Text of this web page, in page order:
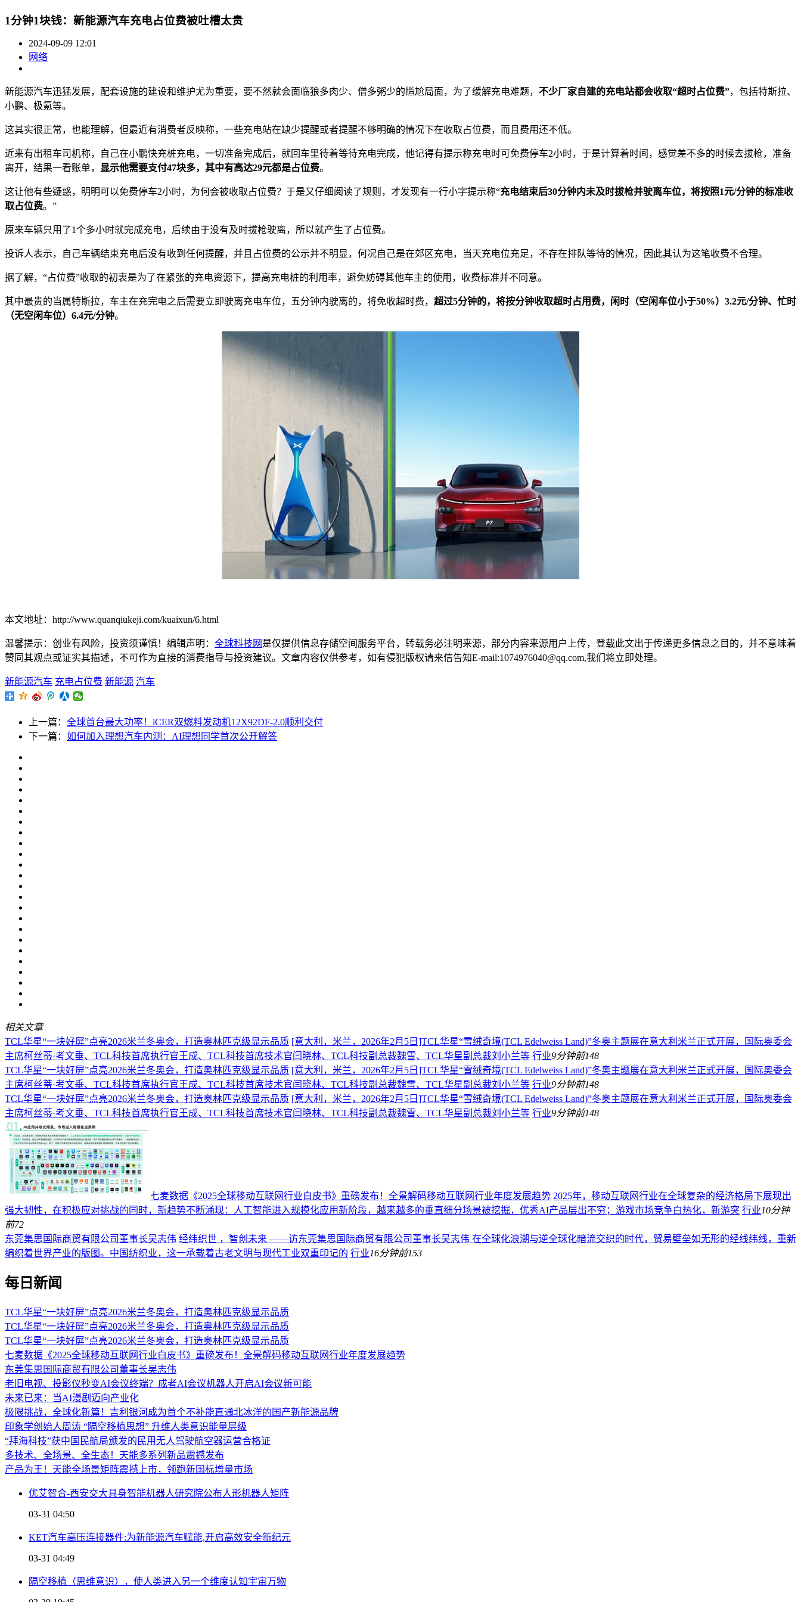
1分钟1块钱：新能源汽车充电占位费被吐槽太贵
2024-09-09 12:01
网络
新能源汽车迅猛发展，配套设施的建设和维护尤为重要，要不然就会面临狼多肉少、僧多粥少的尴尬局面，为了缓解充电难题， 不少厂家自建的充电站都会收取“超时占位费”，包括特斯拉、
小鹏、极氪等。
这其实很正常，也能理解，但最近有消费者反映称，一些充电站在缺少提醒或者提醒不够明确的情况下在收取占位费，而且费用还不低。
近来有出租车司机称，自己在小鹏快充桩充电，一切准备完成后，就回车里待着等待充电完成，他记得有提示称充电时可免费停车2小时，于是计算着时间，感觉差不多的时候去拔枪，准备
离开，结果一看账单， 显示他需要支付47块多，其中有高达29元都是占位费。
这让他有些疑惑，明明可以免费停车2小时，为何会被收取占位费？于是又仔细阅读了规则，才发现有一行小字提示称“充电结束后30分钟内未及时拔枪并驶离车位，将按照1元/分钟的标准收
取占位费。”
原来车辆只用了1个多小时就完成充电，后续由于没有及时拔枪驶离，所以就产生了占位费。
投诉人表示，自己车辆结束充电后没有收到任何提醒，并且占位费的公示并不明显，何况自己是在郊区充电，当天充电位充足，不存在排队等待的情况，因此其认为这笔收费不合理。
据了解，“占位费”收取的初衷是为了在紧张的充电资源下，提高充电桩的利用率，避免妨碍其他车主的使用，收费标准并不同意。
其中最贵的当属特斯拉，车主在充完电之后需要立即驶离充电车位，五分钟内驶离的，将免收超时费， 超过5分钟的，将按分钟收取超时占用费，闲时（空闲车位小于50%）3.2元/分钟、忙时
（无空闲车位）6.4元/分钟。
本文地址：http://www.quanqiukeji.com/kuaixun/6.html
温馨提示：创业有风险，投资须谨慎！编辑声明： 全球科技网 是仅提供信息存储空间服务平台，转载务必注明来源，部分内容来源用户上传，登载此文出于传递更多信息之目的，并不意味着
赞同其观点或证实其描述，不可作为直接的消费指导与投资建议。文章内容仅供参考，如有侵犯版权请来信告知E-mail:1074976040@qq.com,我们将立即处理。
新能源汽车 充电占位费 新能源 汽车
上一篇： 全球首台最大功率！iCER双燃料发动机12X92DF-2.0顺利交付
下一篇： 如何加入理想汽车内测：AI理想同学首次公开解答
相关文章
TCL华星“一块好屏”点亮2026米兰冬奥会，打造奥林匹克级显示品质 [意大利，米兰，2026年2月5日]TCL华星“雪绒奇境(TCL Edelweiss Land)”冬奥主题展在意大利米兰正式开展，国际奥委会
主席柯丝蒂·考文垂、TCL科技首席执行官王成、TCL科技首席技术官闫晓林、TCL科技副总裁魏雪、TCL华星副总裁刘小兰等 行业9分钟前148
TCL华星“一块好屏”点亮2026米兰冬奥会，打造奥林匹克级显示品质 [意大利，米兰，2026年2月5日]TCL华星“雪绒奇境(TCL Edelweiss Land)”冬奥主题展在意大利米兰正式开展，国际奥委会
主席柯丝蒂·考文垂、TCL科技首席执行官王成、TCL科技首席技术官闫晓林、TCL科技副总裁魏雪、TCL华星副总裁刘小兰等 行业9分钟前148
TCL华星“一块好屏”点亮2026米兰冬奥会，打造奥林匹克级显示品质 [意大利，米兰，2026年2月5日]TCL华星“雪绒奇境(TCL Edelweiss Land)”冬奥主题展在意大利米兰正式开展，国际奥委会
主席柯丝蒂·考文垂、TCL科技首席执行官王成、TCL科技首席技术官闫晓林、TCL科技副总裁魏雪、TCL华星副总裁刘小兰等 行业9分钟前148
七麦数据《2025全球移动互联网行业白皮书》重磅发布！全景解码移动互联网行业年度发展趋势 2025年，移动互联网行业在全球复杂的经济格局下展现出
强大韧性，在积极应对挑战的同时，新趋势不断涌现：人工智能进入规模化应用新阶段，越来越多的垂直细分场景被挖掘，优秀AI产品层出不穷；游戏市场竞争白热化，新游突 行业10分钟
前72
东莞集思国际商贸有限公司董事长吴志伟 经纬织世 ，智创未来 ——访东莞集思国际商贸有限公司董事长吴志伟 在全球化浪潮与逆全球化暗流交织的时代，贸易壁垒如无形的经线纬线，重新
编织着世界产业的版图。中国纺织业，这一承载着古老文明与现代工业双重印记的 行业16分钟前153
每日新闻
TCL华星“一块好屏”点亮2026米兰冬奥会，打造奥林匹克级显示品质
TCL华星“一块好屏”点亮2026米兰冬奥会，打造奥林匹克级显示品质
TCL华星“一块好屏”点亮2026米兰冬奥会，打造奥林匹克级显示品质
七麦数据《2025全球移动互联网行业白皮书》重磅发布！全景解码移动互联网行业年度发展趋势
东莞集思国际商贸有限公司董事长吴志伟
老旧电视、投影仪秒变AI会议终端？成者AI会议机器人开启AI会议新可能
未来已来：当AI漫剧迈向产业化
极限挑战，全球化新篇！吉利银河成为首个不补能直通北冰洋的国产新能源品牌
印象学创始人周涛 “隔空移植思想” 升维人类意识能量层级
“拜海科技”获中国民航局颁发的民用无人驾驶航空器运营合格证
多技术、全场景、全生态！天能多系列新品震撼发布
产品为王！天能全场景矩阵震撼上市，领跑新国标增量市场
优艾智合-西安交大具身智能机器人研究院公布人形机器人矩阵
03-31 04:50
KET汽车高压连接器件:为新能源汽车赋能,开启高效安全新纪元
03-31 04:49
隔空移植（思维意识），使人类进入另一个维度认知宇宙万物